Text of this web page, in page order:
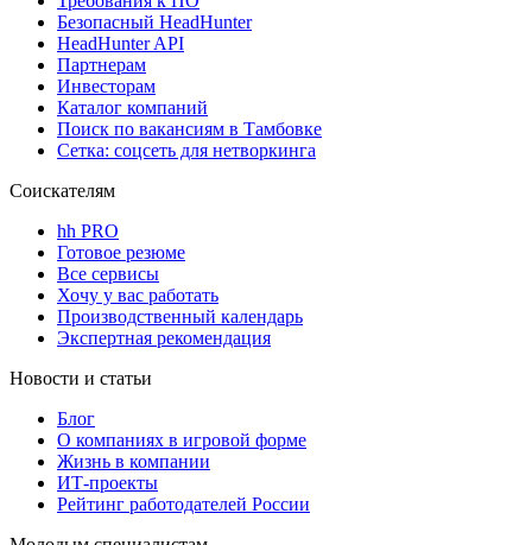
Безопасный HeadHunter
HeadHunter API
Партнерам
Инвесторам
Каталог компаний
Поиск по вакансиям в Тамбовке
Сетка: соцсеть для нетворкинга
Соискателям
hh PRO
Готовое резюме
Все сервисы
Хочу у вас работать
Производственный календарь
Экспертная рекомендация
Новости и статьи
Блог
О компаниях в игровой форме
Жизнь в компании
ИТ-проекты
Рейтинг работодателей России